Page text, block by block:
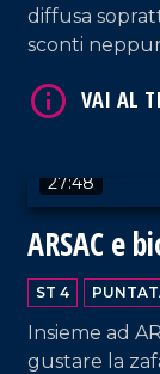
diffusa
sconti
27:48
ARSAC e
Tortora
ST 4
Insieme ad
gustare la
VAI AL TITOLO
VAI AL TITOLO